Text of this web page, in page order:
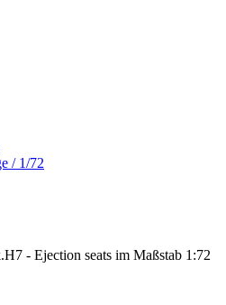
/ 1/72
- Ejection seats im Maßstab 1:72